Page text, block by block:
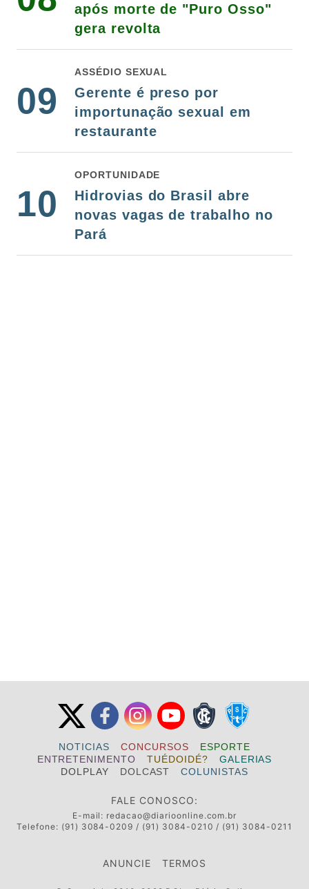
após morte de "Puro Osso"
gera revolta
09
ASSÉDIO SEXUAL
Gerente é preso por
importunação sexual em
restaurante
10
OPORTUNIDADE
Hidrovias do Brasil abre
novas vagas de trabalho no
Pará
NOTICIAS CONCURSOS
ESPORTE
ENTRETENIMENTO
TUÉDOIDÉ?
GALERIAS
DOLPLAY
DOLCAST COLUNISTAS
FALE CONOSCO:
E-mail: redacao@diarioonline.com.br
Telefone: (91) 3084-0209 / (91) 3084-0210 / (91) 3084-0211
ANUNCIE TERMOS